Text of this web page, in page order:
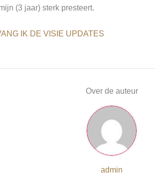
(3 jaar) sterk presteert.
IK DE VISIE UPDATES
Over de auteur
admin